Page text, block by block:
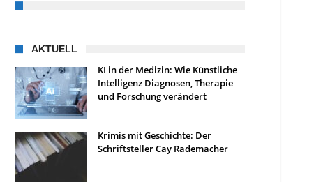
AKTUELL
KI in der Medizin: Wie Künstliche
Intelligenz Diagnosen, Therapie
und Forschung verändert
Krimis mit Geschichte: Der
Schriftsteller Cay Rademacher